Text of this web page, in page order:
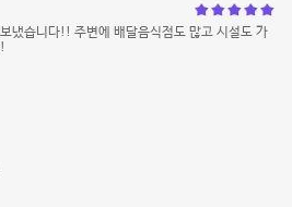
냈습니다!! 주변에 배달음식점도 많고 시설도 가